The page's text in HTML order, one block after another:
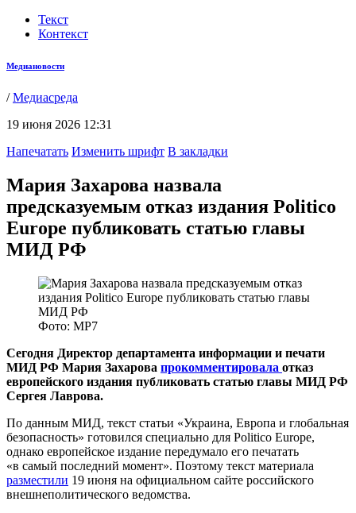
Текст
Контекст
Медиановости
/Медиасреда
19 июня 2026 12:31
Напечатать Изменить шрифт В закладки
Мария Захарова назвала
предсказуемым отказ издания Politico
Europe публиковать статью главы
МИД РФ
Фото: МР7
Сегодня Директор департамента информации и печати
МИД РФ Мария Захарова прокомментировала отказ
европейского издания публиковать статью главы МИД РФ
Сергея Лаврова.
По данным МИД, текст статьи «Украина, Европа и глобальная
безопасность» готовился специально для Politico Europe,
однако европейское издание передумало его печатать
«в самый последний момент». Поэтому текст материала
разместили 19 июня на официальном сайте российского
внешнеполитического ведомства.